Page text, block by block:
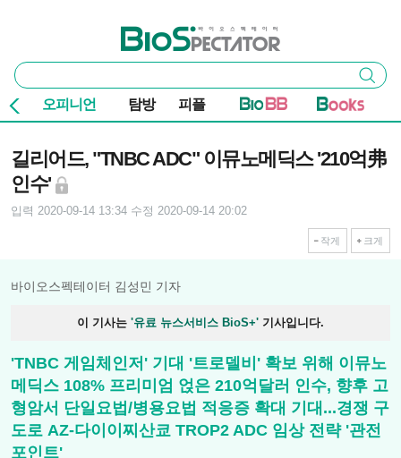
바이오스펙테이터
통
합
검
색
검색
오피니언 탐방 피플
길리어드, "TNBC ADC" 이뮤노메딕스 '210억弗
인수'
입력 2020-09-14 13:34 수정 2020-09-14 20:02
작게 크게
바이오스펙테이터 김성민 기자
이 기사는 '유료 뉴스서비스 BioS+' 기사입니다.
'TNBC 게임체인저' 기대 '트로델비' 확보 위해 이뮤노
메딕스 108% 프리미엄 얹은 210억달러 인수, 향후 고
형암서 단일요법/병용요법 적응증 확대 기대...경쟁 구
도로 AZ-다이이찌산쿄 TROP2 ADC 임상 전략 '관전
포인트'